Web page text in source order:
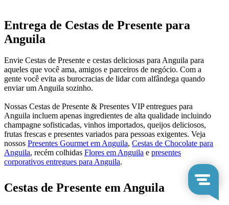
Entrega de Cestas de Presente para
Anguila
Envie Cestas de Presente e cestas deliciosas para Anguila para
aqueles que você ama, amigos e parceiros de negócio. Com a
gente você evita as burocracias de lidar com alfândega quando
enviar um Anguila sozinho.
Nossas Cestas de Presente & Presentes VIP entregues para
Anguila incluem apenas ingredientes de alta qualidade incluindo
champagne sofisticadas, vinhos importados, queijos deliciosos,
frutas frescas e presentes variados para pessoas exigentes. Veja
nossos Presentes Gourmet em Anguila, Cestas de Chocolate para
Anguila, recém colhidas Flores em Anguila e presentes
corporativos entregues para Anguila.
Cestas de Presente em Anguila